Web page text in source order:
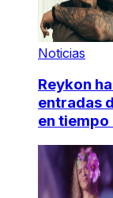
Noticias
Reykon
entradas
en